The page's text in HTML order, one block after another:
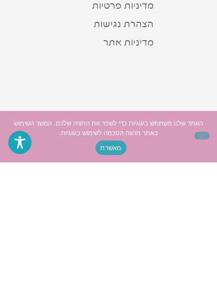
מדיניות פרטיות
הצהרת נגישות
מדיניות אתר
האתר שלנו משתמש בעוגיות כדי לשפר את החוויה שלכם. המשך השימוש
באתר מהווה הסכמה לשימוש בעוגיות.
מאשרת